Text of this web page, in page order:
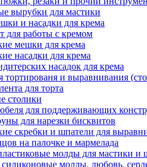
вырубки для мастики
и насадки для крема
для работы с кремом
мешки для крема
насадки для крема
насадок для крема
тортированя и выравнивания
для торта
столики
для поддерживающих
для нарезки бисквитов
скребки и шпатели для
на палочке и мармелада
молды для мастики и
молды, любовь,